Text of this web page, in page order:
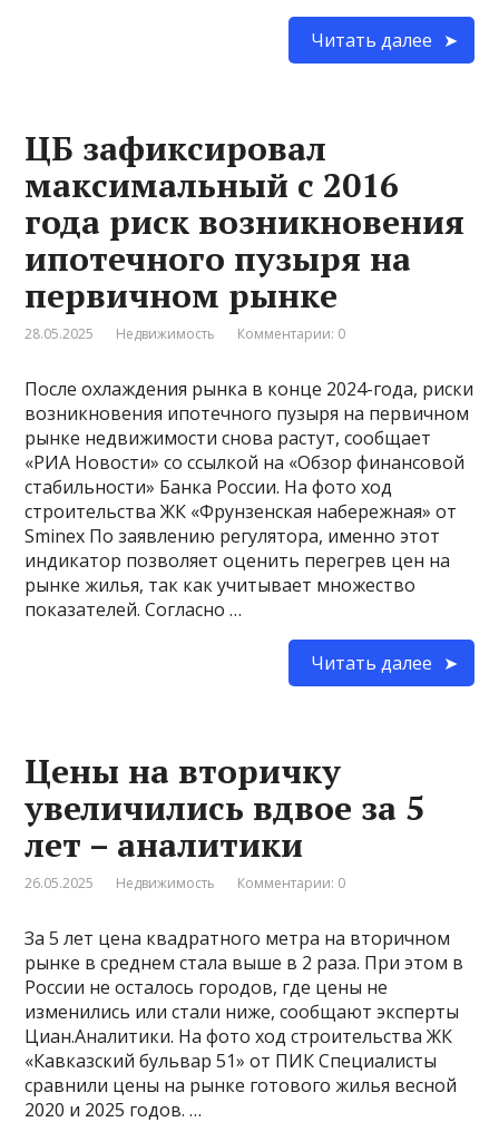
Читать далее
ЦБ зафиксировал
максимальный с 2016
года риск возникновения
ипотечного пузыря на
первичном рынке
28.05.2025 Недвижимость Комментарии: 0
После охлаждения рынка в конце 2024-года, риски
возникновения ипотечного пузыря на первичном
рынке недвижимости снова растут, сообщает
«РИА Новости» со ссылкой на «Обзор финансовой
стабильности» Банка России. На фото ход
строительства ЖК «Фрунзенская набережная» от
Sminex По заявлению регулятора, именно этот
индикатор позволяет оценить перегрев цен на
рынке жилья, так как учитывает множество
показателей. Согласно …
Читать далее
Цены на вторичку
увеличились вдвое за 5
лет – аналитики
26.05.2025 Недвижимость Комментарии: 0
За 5 лет цена квадратного метра на вторичном
рынке в среднем стала выше в 2 раза. При этом в
России не осталось городов, где цены не
изменились или стали ниже, сообщают эксперты
Циан.Аналитики. На фото ход строительства ЖК
«Кавказский бульвар 51» от ПИК Специалисты
сравнили цены на рынке готового жилья весной
2020 и 2025 годов. …